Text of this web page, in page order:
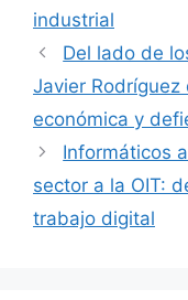
industrial
Del lado de
Javier
económica y
Informáticos
sector a la OIT:
trabajo digital